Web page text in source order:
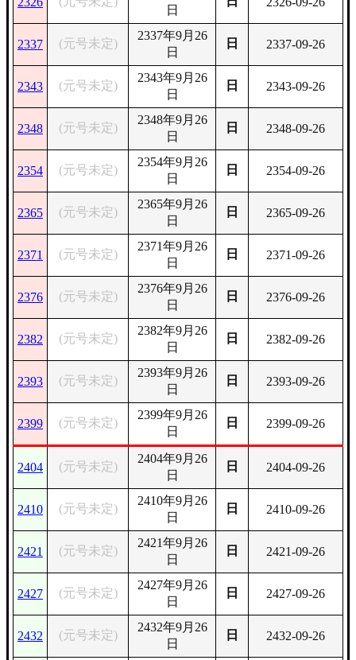
日
2337 (元号未定)
2337年9月26
日
日 2337-09-26
2343 (元号未定)
2343年9月26
日
日 2343-09-26
2348 (元号未定)
2348年9月26
日
日 2348-09-26
2354 (元号未定)
2354年9月26
日
日 2354-09-26
2365 (元号未定)
2365年9月26
日
日 2365-09-26
2371 (元号未定)
2371年9月26
日
日 2371-09-26
2376 (元号未定)
2376年9月26
日
日 2376-09-26
2382 (元号未定)
2382年9月26
日
日 2382-09-26
2393 (元号未定)
2393年9月26
日
日 2393-09-26
2399 (元号未定)
2399年9月26
日
日 2399-09-26
2404 (元号未定)
2404年9月26
日
日 2404-09-26
2410 (元号未定)
2410年9月26
日
日 2410-09-26
2421 (元号未定)
2421年9月26
日
日 2421-09-26
2427 (元号未定)
2427年9月26
日
日 2427-09-26
2432 (元号未定)
2432年9月26
日
日 2432-09-26